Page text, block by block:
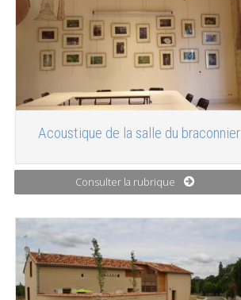
Acoustique de la salle du braconnier
Consulter la rubrique